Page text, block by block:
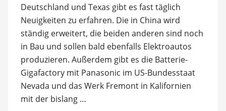
Deutschland und Texas gibt es fast täglich
Neuigkeiten zu erfahren. Die in China wird
ständig erweitert, die beiden anderen sind noch
in Bau und sollen bald ebenfalls Elektroautos
produzieren. Außerdem gibt es die Batterie-
Gigafactory mit Panasonic im US-Bundesstaat
Nevada und das Werk Fremont in Kalifornien
mit der bislang …